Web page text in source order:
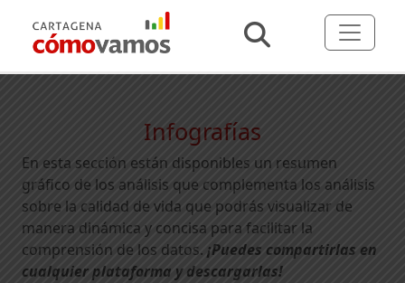
Infografías
En esta sección están disponibles un resumen
gráfico de los análisis que complementa los análisis
sobre la calidad de vida que podrás visualizar de
manera dinámica y concisa para facilitar la
comprensión de los datos. ¡Puedes compartirlas en
cualquier plataforma y descargarlas!